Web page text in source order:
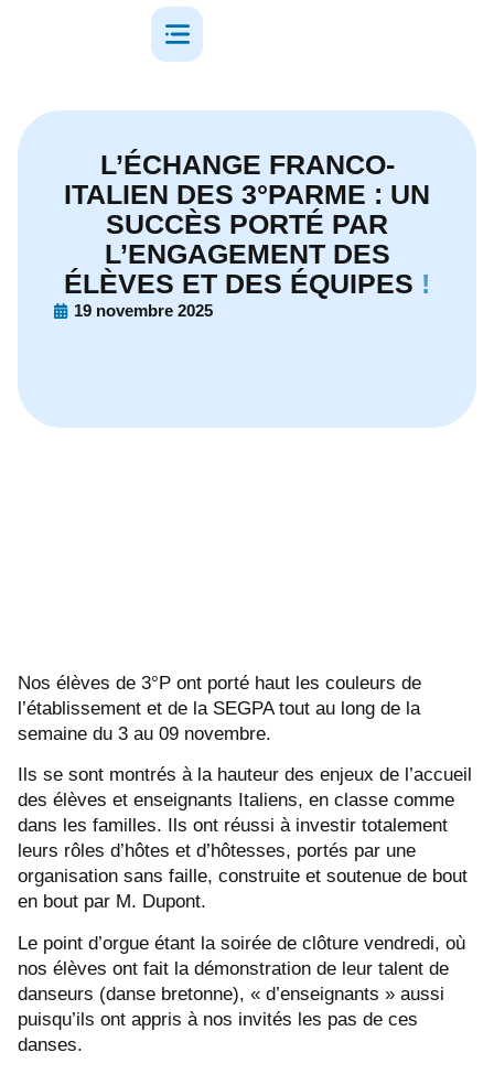
L’ÉCHANGE FRANCO-
ITALIEN DES 3°PARME : UN
SUCCÈS PORTÉ PAR
L’ENGAGEMENT DES
ÉLÈVES ET DES ÉQUIPES !
19 novembre 2025
Nos élèves de 3°P ont porté haut les couleurs de
l’établissement et de la SEGPA tout au long de la
semaine du 3 au 09 novembre.
Ils se sont montrés à la hauteur des enjeux de l’accueil
des élèves et enseignants Italiens, en classe comme
dans les familles. Ils ont réussi à investir totalement
leurs rôles d’hôtes et d’hôtesses, portés par une
organisation sans faille, construite et soutenue de bout
en bout par M. Dupont.
Le point d’orgue étant la soirée de clôture vendredi, où
nos élèves ont fait la démonstration de leur talent de
danseurs (danse bretonne), « d’enseignants » aussi
puisqu’ils ont appris à nos invités les pas de ces
danses.